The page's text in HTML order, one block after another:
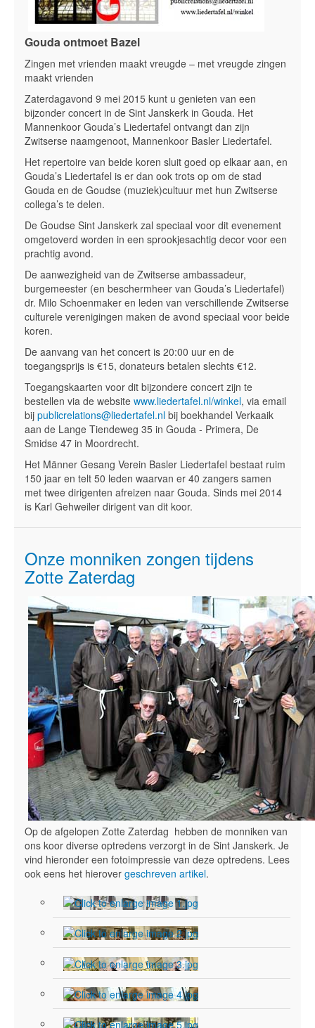
Gouda ontmoet Bazel
Zingen met vrienden maakt vreugde – met vreugde zingen
maakt vrienden
Zaterdagavond 9 mei 2015 kunt u genieten van een
bijzonder concert in de Sint Janskerk in Gouda. Het
Mannenkoor Gouda’s Liedertafel ontvangt dan zijn
Zwitserse naamgenoot, Mannenkoor Basler Liedertafel.
Het repertoire van beide koren sluit goed op elkaar aan, en
Gouda’s Liedertafel is er dan ook trots op om de stad
Gouda en de Goudse (muziek)cultuur met hun Zwitserse
collega’s te delen.
De Goudse Sint Janskerk zal speciaal voor dit evenement
omgetoverd worden in een sprookjesachtig decor voor een
prachtig avond.
De aanwezigheid van de Zwitserse ambassadeur,
burgemeester (en beschermheer van Gouda’s Liedertafel)
dr. Milo Schoenmaker en leden van verschillende Zwitserse
culturele verenigingen maken de avond speciaal voor beide
koren.
De aanvang van het concert is 20:00 uur en de
toegangsprijs is €15, donateurs betalen slechts €12.
Toegangskaarten voor dit bijzondere concert zijn te
bestellen via de website www.liedertafel.nl/winkel, via email
bij publicrelations@liedertafel.nl bij boekhandel Verkaaik
aan de Lange Tiendeweg 35 in Gouda - Primera, De
Smidse 47 in Moordrecht.
Het Männer Gesang Verein Basler Liedertafel bestaat ruim
150 jaar en telt 50 leden waarvan er 40 zangers samen
met twee dirigenten afreizen naar Gouda. Sinds mei 2014
is Karl Gehweiler dirigent van dit koor.
Onze monniken zongen tijdens
Zotte Zaterdag
Op de afgelopen Zotte Zaterdag hebben de monniken van
ons koor diverse optredens verzorgt in de Sint Janskerk. Je
vind hieronder een fotoimpressie van deze optredens. Lees
ook eens het hierover geschreven artikel.